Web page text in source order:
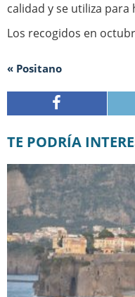
calidad y se utiliza
Los recogidos en
« Positano
TE PODRÍA